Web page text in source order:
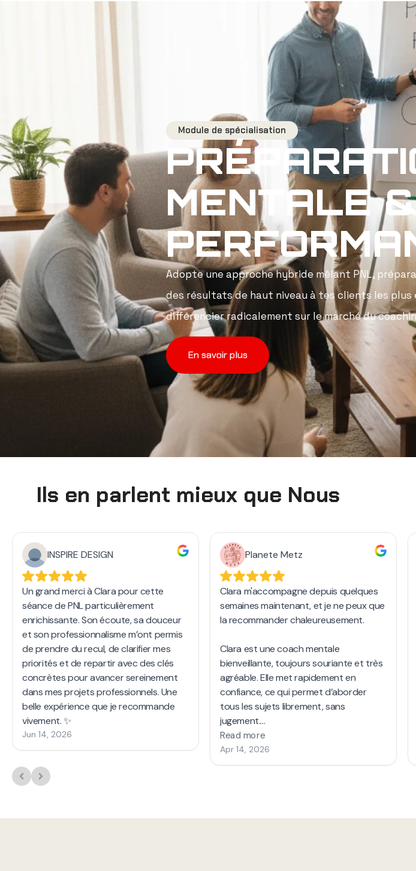
Les Ressources
Module de spécialisation
MENTALE
Adopte uneapproche hybride mêlant PNL,
des résultats de haut niveau à tes clients les plus
différencier radicalement sur le marché du
En savoir plus
Ils en parlent mieux que Nous